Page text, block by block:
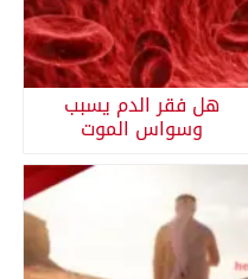
هل فقر الدم يسبب
وسواس الموت